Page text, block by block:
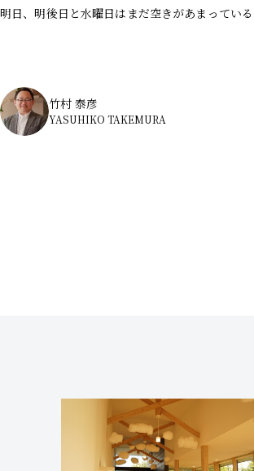
明日、明後日と水曜日はまだ空きがあまってい
竹村 泰彦
YASUHIKO TAKEMURA